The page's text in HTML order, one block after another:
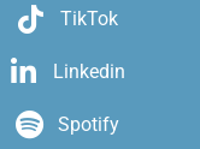
TikTok
Linkedin
Spotify